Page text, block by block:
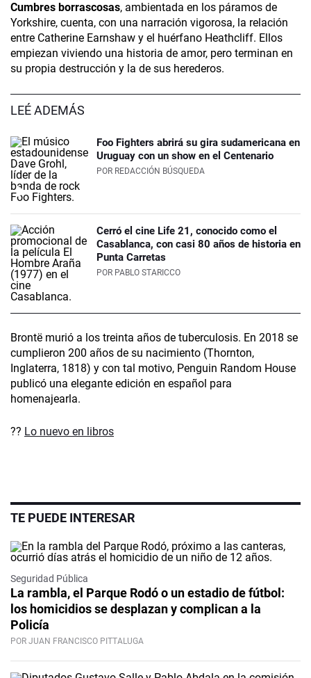
Cumbres borrascosas, ambientada en los páramos de
Yorkshire, cuenta, con una narración vigorosa, la relación
entre Catherine Earnshaw y el huérfano Heathcliff. Ellos
empiezan viviendo una historia de amor, pero terminan en
su propia destrucción y la de sus herederos.
LEÉ ADEMÁS
Foo Fighters abrirá su gira sudamericana en
Uruguay con un show en el Centenario
POR REDACCIÓN BÚSQUEDA
Cerró el cine Life 21, conocido como el
Casablanca, con casi 80 años de historia en
Punta Carretas
POR PABLO STARICCO
Brontë murió a los treinta años de tuberculosis. En 2018 se
cumplieron 200 años de su nacimiento (Thornton,
Inglaterra, 1818) y con tal motivo, Penguin Random House
publicó una elegante edición en español para
homenajearla.
?? Lo nuevo en libros
TE PUEDE INTERESAR
Seguridad Pública
La rambla, el Parque Rodó o un estadio de fútbol:
los homicidios se desplazan y complican a la
Policía
POR JUAN FRANCISCO PITTALUGA